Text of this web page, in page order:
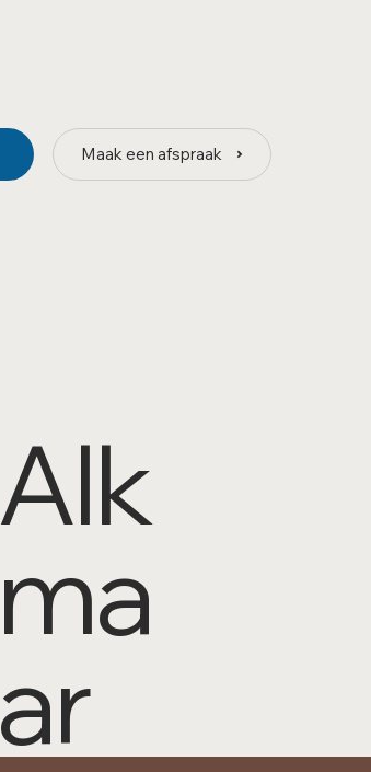
Maak een afspraak
Alk
ma
ar